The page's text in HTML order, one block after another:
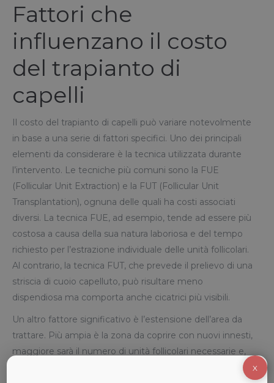
Fattori che
influenzano il costo
del trapianto di
capelli
Il costo del trapianto di capelli può variare notevolmente
in base a una serie di fattori specifici. Uno dei principali
elementi da considerare è la tecnica utilizzata durante
l’intervento. Le tecniche più comuni sono la FUE
(Follicular Unit Extraction) e la FUT (Follicular Unit
Transplantation), ognuna delle quali ha costi associati
diversi. La tecnica FUE, ad esempio, tende ad essere più
costosa a causa della sua natura laboriosa e del tempo
richiesto per l’estrazione individuale delle unità follicolari.
Al contrario, la tecnica FUT, che prevede il prelievo di una
striscia di cuoio capelluto, può risultare meno
dispendiosa ma comporta anche cicatrici più visibili.
Un altro fattore significativo è l’estensione dell’area da
trattare. Più ampia è la zona da coprire con nuovi innesti,
maggiore sarà il numero di unità follicolari necessarie e,
X